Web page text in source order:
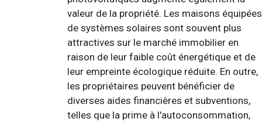
valeur de la propriété. Les maisons équipées
de systèmes solaires sont souvent plus
attractives sur le marché immobilier en
raison de leur faible coût énergétique et de
leur empreinte écologique réduite. En outre,
les propriétaires peuvent bénéficier de
diverses aides financières et subventions,
telles que la prime à l'autoconsommation,